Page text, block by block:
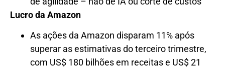
Lucro da Amazon
As ações da Amazon disparam 11% após
superar as estimativas do terceiro trimestre,
com US$ 180 bilhões em receitas e US$ 21